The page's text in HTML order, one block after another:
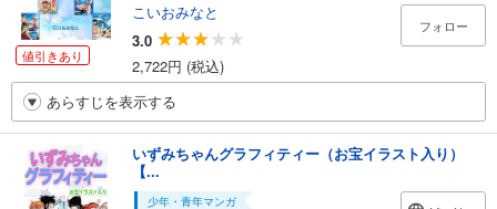
値引きあり
こいおみなと
3.0
2,722円 (税込)
フォロー
あらすじを表示する
いずみちゃんグラフィティー（お宝イラスト入り）
【...
少年・青年マンガ